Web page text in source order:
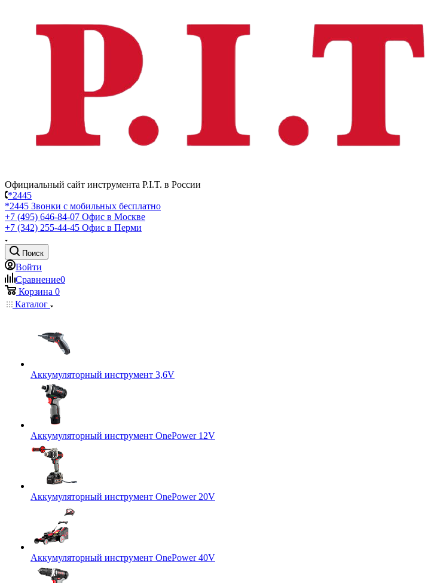
Официальный сайт инструмента P.I.T. в России
*2445
*2445 Звонки с мобильных бесплатно
+7 (495) 646-84-07 Офис в Москве
+7 (342) 255-44-45 Офис в Перми
Поиск
Войти
Сравнение0
Корзина 0
Каталог
Аккумуляторный инструмент 3,6V
Аккумуляторный инструмент OnePower 12V
Аккумуляторный инструмент OnePower 20V
Аккумуляторный инструмент OnePower 40V